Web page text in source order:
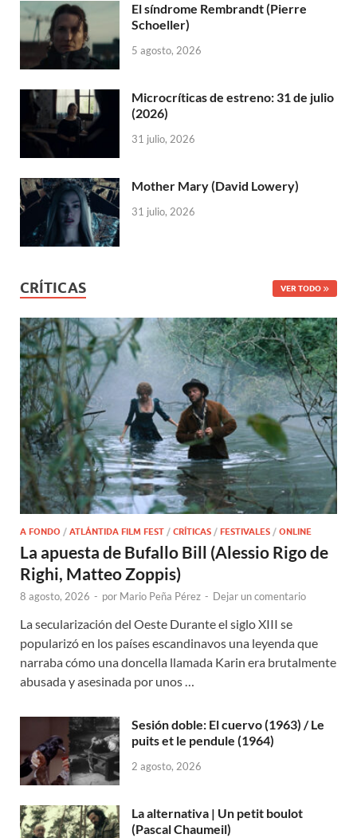
El síndrome Rembrandt (Pierre
Schoeller)
5 agosto, 2026
Microcríticas de estreno: 31 de julio
(2026)
31 julio, 2026
Mother Mary (David Lowery)
31 julio, 2026
CRÍTICAS VER TODO
A FONDO / ATLÁNTIDA FILM FEST / CRÍTICAS / FESTIVALES / ONLINE
La apuesta de Bufallo Bill (Alessio Rigo de
Righi, Matteo Zoppis)
8 agosto, 2026 - por Mario Peña Pérez - Dejar un comentario
La secularización del Oeste Durante el siglo XIII se
popularizó en los países escandinavos una leyenda que
narraba cómo una doncella llamada Karin era brutalmente
abusada y asesinada por unos …
Sesión doble: El cuervo (1963) / Le
puits et le pendule (1964)
2 agosto, 2026
La alternativa | Un petit boulot
(Pascal Chaumeil)